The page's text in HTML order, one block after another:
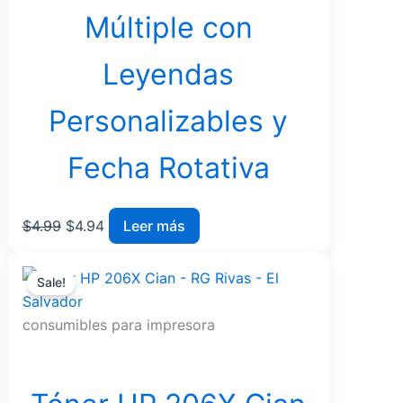
Múltiple con
Leyendas
Personalizables y
Fecha Rotativa
$4.99 $4.94 Leer más
Sale!
consumibles para impresora
price
was:
$172.23.
price
$161.90.